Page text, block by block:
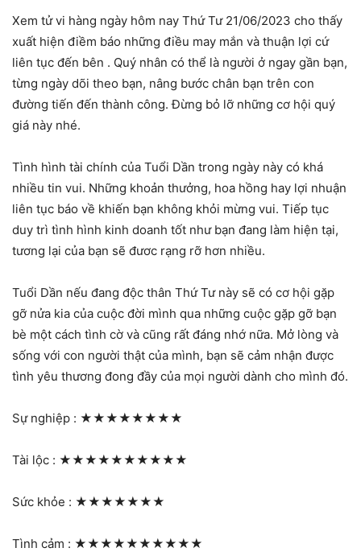
Xem tử vi hàng ngày hôm nay Thứ Tư 21/06/2023 cho thấy
xuất hiện điềm báo những điều may mắn và thuận lợi cứ
liên tục đến bên . Quý nhân có thể là người ở ngay gần bạn,
từng ngày dõi theo bạn, nâng bước chân bạn trên con
đường tiến đến thành công. Đừng bỏ lỡ những cơ hội quý
giá này nhé.
Tình hình tài chính của Tuổi Dần trong ngày này có khá
nhiều tin vui. Những khoản thưởng, hoa hồng hay lợi nhuận
liên tục báo về khiến bạn không khỏi mừng vui. Tiếp tục
duy trì tình hình kinh doanh tốt như bạn đang làm hiện tại,
tương lại của bạn sẽ đươc rạng rỡ hơn nhiều.
Tuổi Dần nếu đang độc thân Thứ Tư này sẽ có cơ hội gặp
gỡ nửa kia của cuộc đời mình qua những cuộc gặp gỡ bạn
bè một cách tình cờ và cũng rất đáng nhớ nữa. Mở lòng và
sống với con người thật của mình, bạn sẽ cảm nhận được
tình yêu thương đong đầy của mọi người dành cho mình đó.
Sự nghiệp : ★★★★★★★★
Tài lộc : ★★★★★★★★★★
Sức khỏe : ★★★★★★★
Tình cảm : ★★★★★★★★★★